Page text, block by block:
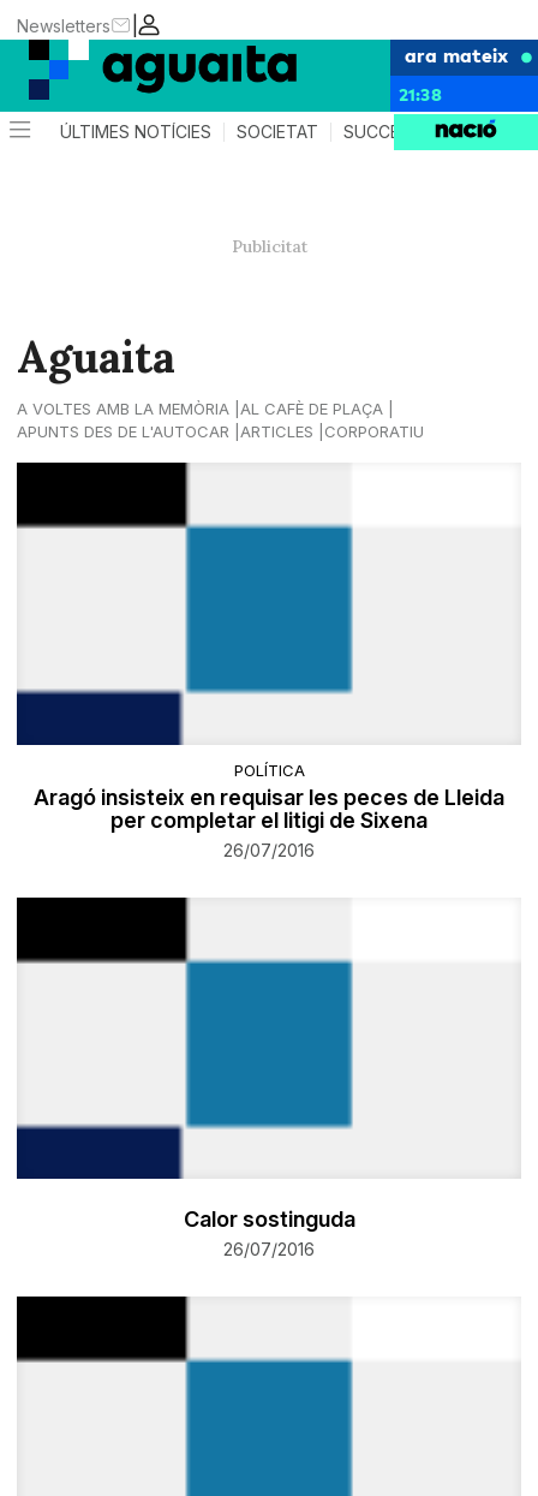
|
Newsletters
ara mateix
21:38
ÚLTIMES NOTÍCIES SOCIETAT SUCCESSOS AGENDA
Aguaita
A VOLTES AMB LA MEMÒRIA
AL CAFÈ DE PLAÇA
APUNTS DES DE L'AUTOCAR
ARTICLES CORPORATIU
POLÍTICA
Aragó insisteix en requisar les peces de Lleida
per completar el litigi de Sixena
26/07/2016
Calor sostinguda
26/07/2016